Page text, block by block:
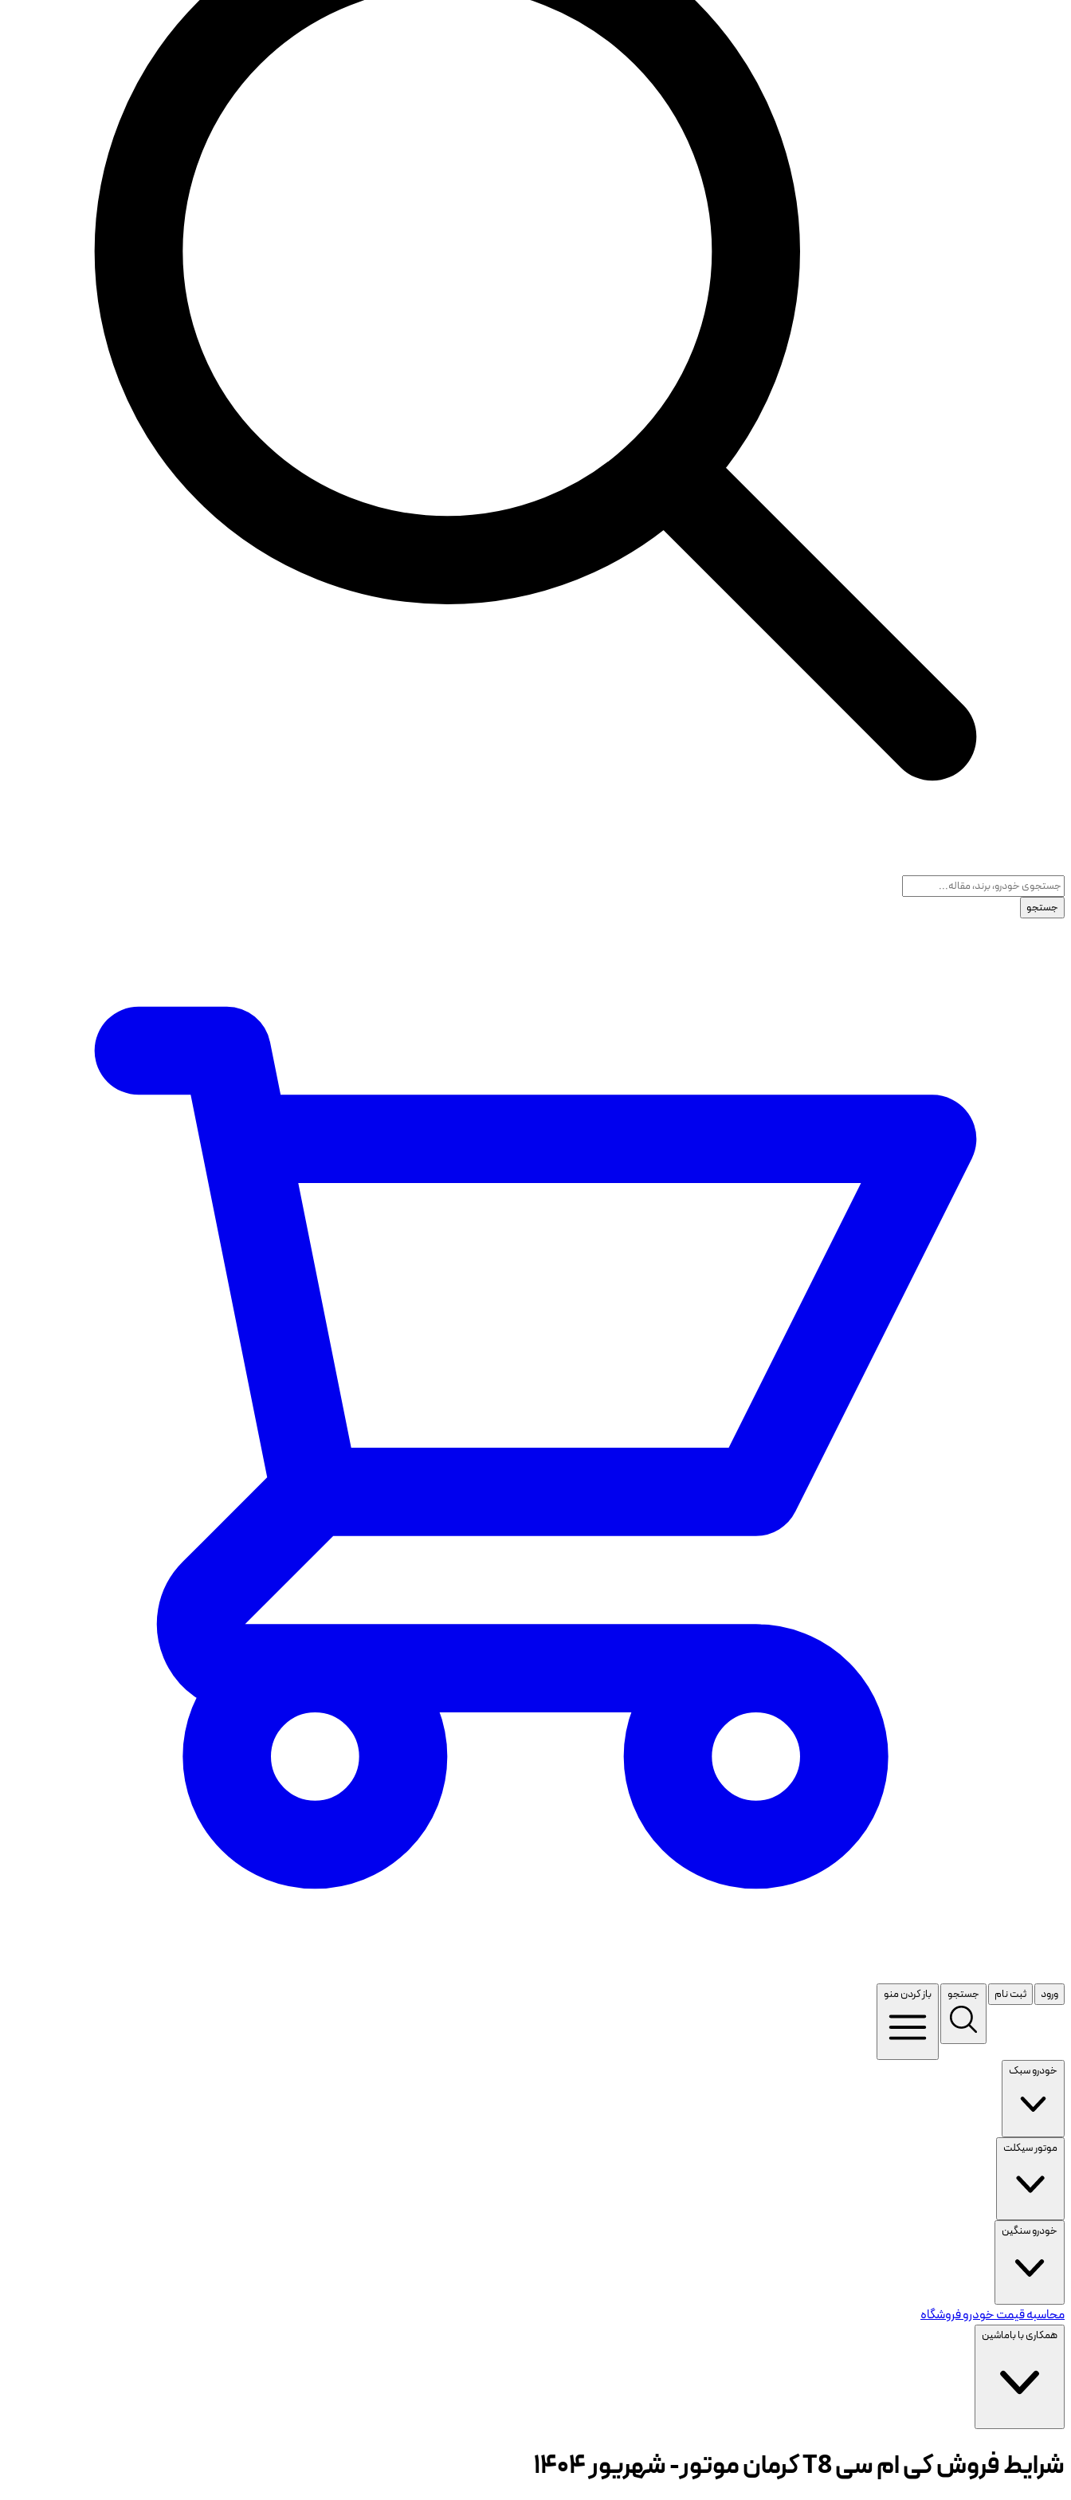
جستجو
ورود ثبت نام جستجو باز کردن منو
خودرو سبک
موتور سیکلت
خودرو سنگین
محاسبه قیمت خودروفروشگاه
همکاری با باماشین
شرایط فروش کی ام سی T8 کرمان موتور- شهریور ۱۴۰۴